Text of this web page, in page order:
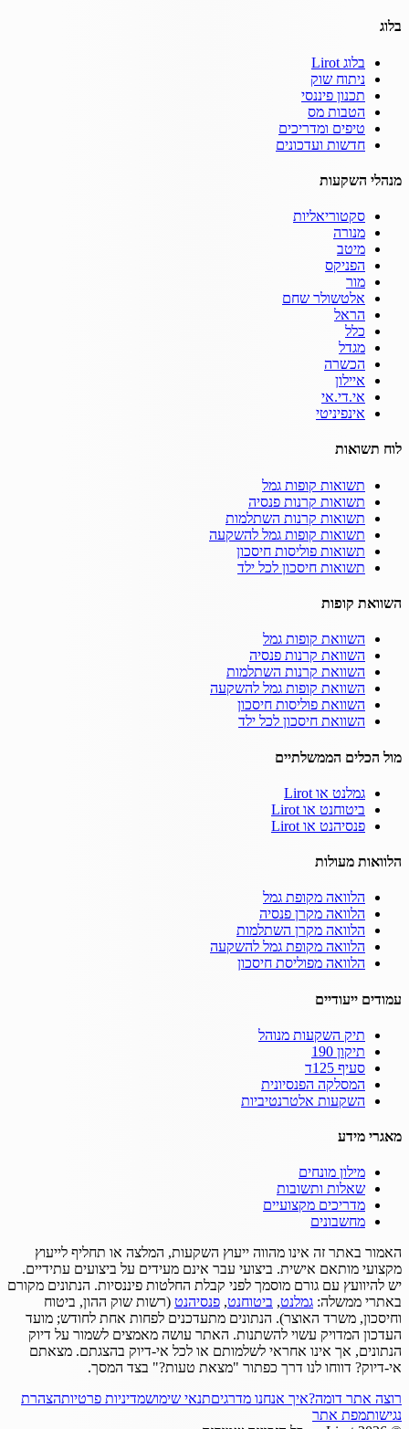
בלוג
בלוג Lirot
ניתוח שוק
תכנון פיננסי
הטבות מס
טיפים ומדריכים
חדשות ועדכונים
מנהלי השקעות
סקטוריאליות
מנורה
מיטב
הפניקס
מור
אלטשולר שחם
הראל
כלל
מגדל
הכשרה
איילון
אי.די.אי
אינפיניטי
לוח תשואות
תשואות קופות גמל
תשואות קרנות פנסיה
תשואות קרנות השתלמות
תשואות קופות גמל להשקעה
תשואות פוליסות חיסכון
תשואות חיסכון לכל ילד
השוואת קופות
השוואת קופות גמל
השוואת קרנות פנסיה
השוואת קרנות השתלמות
השוואת קופות גמל להשקעה
השוואת פוליסות חיסכון
השוואת חיסכון לכל ילד
מול הכלים הממשלתיים
גמלנט או Lirot
ביטוחנט או Lirot
פנסיהנט או Lirot
הלוואות מעולות
הלוואה מקופת גמל
הלוואה מקרן פנסיה
הלוואה מקרן השתלמות
הלוואה מקופת גמל להשקעה
הלוואה מפוליסת חיסכון
עמודים ייעודיים
תיק השקעות מנוהל
תיקון 190
סעיף 125ד
המסלקה הפנסיונית
השקעות אלטרנטיביות
מאגרי מידע
מילון מונחים
שאלות ותשובות
מדריכים מקצועיים
מחשבונים
האמור באתר זה אינו מהווה ייעוץ השקעות, המלצה או תחליף לייעוץ
מקצועי מותאם אישית. ביצועי עבר אינם מעידים על ביצועים עתידיים.
יש להיוועץ עם גורם מוסמך לפני קבלת החלטות פיננסיות. הנתונים מקורם
באתרי ממשלה: גמלנט, ביטוחנט, פנסיהנט (רשות שוק ההון, ביטוח
וחיסכון, משרד האוצר). הנתונים מתעדכנים לפחות אחת לחודש; מועד
העדכון המדויק עשוי להשתנות. האתר עושה מאמצים לשמור על דיוק
הנתונים, אך אינו אחראי לשלמותם או לכל אי-דיוק בהצגתם. מצאתם
אי-דיוק? דווחו לנו דרך כפתור "מצאת טעות?" בצד המסך.
רוצה אתר דומה?איך אנחנו מדרגיםתנאי שימושמדיניות פרטיותהצהרת
נגישותמפת אתר